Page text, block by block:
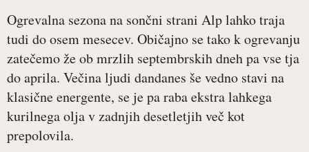
Ogrevalna sezona na sončni strani Alp lahko traja
tudi do osem mesecev. Običajno se tako k ogrevanju
zatečemo že ob mrzlih septembrskih dneh pa vse tja
do aprila. Večina ljudi dandanes še vedno stavi na
klasične energente, se je pa raba ekstra lahkega
kurilnega olja v zadnjih desetletjih več kot
prepolovila.